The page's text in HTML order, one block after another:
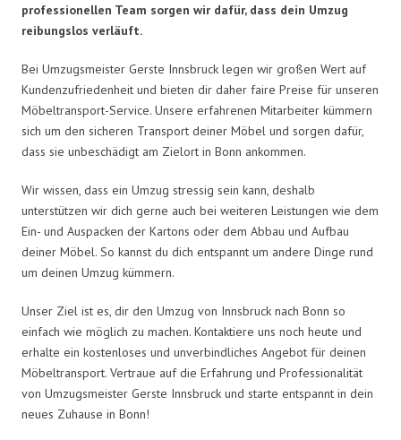
professionellen Team sorgen wir dafür, dass dein Umzug
reibungslos verläuft.
Bei Umzugsmeister Gerste Innsbruck legen wir großen Wert auf
Kundenzufriedenheit und bieten dir daher faire Preise für unseren
Möbeltransport-Service. Unsere erfahrenen Mitarbeiter kümmern
sich um den sicheren Transport deiner Möbel und sorgen dafür,
dass sie unbeschädigt am Zielort in Bonn ankommen.
Wir wissen, dass ein Umzug stressig sein kann, deshalb
unterstützen wir dich gerne auch bei weiteren Leistungen wie dem
Ein- und Auspacken der Kartons oder dem Abbau und Aufbau
deiner Möbel. So kannst du dich entspannt um andere Dinge rund
um deinen Umzug kümmern.
Unser Ziel ist es, dir den Umzug von Innsbruck nach Bonn so
einfach wie möglich zu machen. Kontaktiere uns noch heute und
erhalte ein kostenloses und unverbindliches Angebot für deinen
Möbeltransport. Vertraue auf die Erfahrung und Professionalität
von Umzugsmeister Gerste Innsbruck und starte entspannt in dein
neues Zuhause in Bonn!